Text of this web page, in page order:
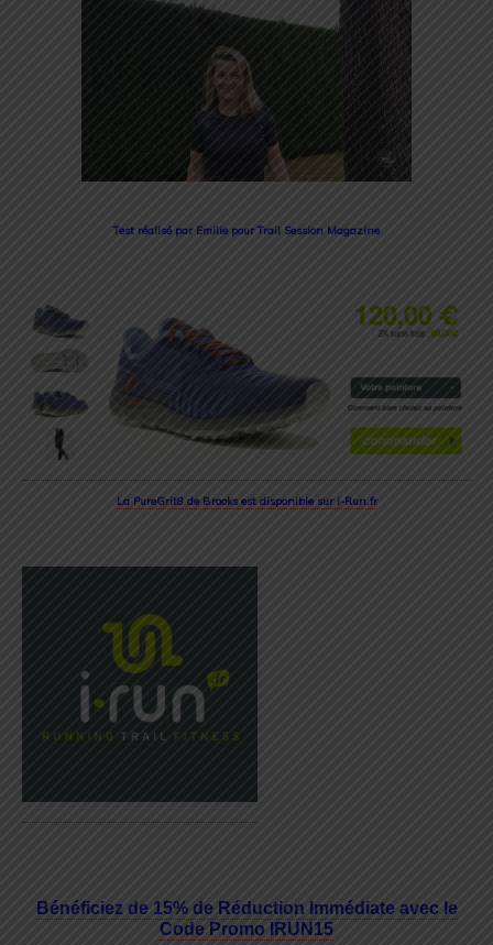
Test réalisé par Emilie pour Trail Session Magazine
La PureGrit8 de Brooks est disponible sur i-Run.fr
Bénéficiez de 15% de Réduction Immédiate avec le
Code Promo IRUN15